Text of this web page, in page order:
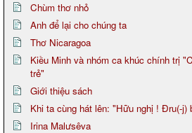
Chùm thơ nhỏ
Anh để lại cho chúng ta
Thơ Nicaragoa
Kiều Minh và nhóm ca khúc chính trị
trẻ"
Giới thiệu sách
Khi ta cùng hát lên: "Hữu nghị ! Đru(-j)
Irina Malưsêva